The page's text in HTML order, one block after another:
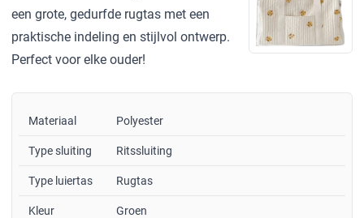
een grote, gedurfde rugtas met een
praktische indeling en stijlvol ontwerp.
Perfect voor elke ouder!
Materiaal Polyester
Type sluiting Ritssluiting
Type luiertas Rugtas
Kleur Groen